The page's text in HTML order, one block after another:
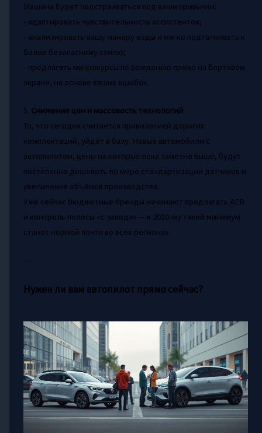
Машина будет подстраиваться под ваши привычки:
- адаптировать чувствительность ассистентов;
- анализировать вашу манеру езды и мягко подталкивать к
более безопасному стилю;
- предлагать микрокурсы по вождению прямо на бортовом
экране, на основе ваших ошибок.
5. Снижение цен и массовость технологий
То, что сегодня считается привилегией дорогих
комплектаций, уйдёт в базу. Новые автомобили с
автопилотом, цены на которые пока заметно выше, будут
постепенно дешеветь по мере стандартизации датчиков и
увеличения объёмов производства.
Уже сейчас бюджетные бренды начинают предлагать AEB
и контроль полосы «с завода» — к 2030‑му такой минимум
станет нормой почти во всех регионах.
---
Нужен ли вам автопилот прямо сейчас?